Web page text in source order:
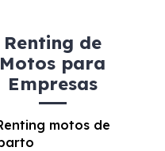
Renting de
Motos para
Empresas